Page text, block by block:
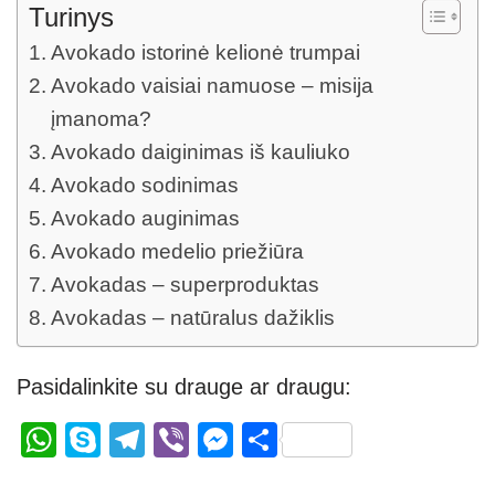
Turinys
Avokado istorinė kelionė trumpai
Avokado vaisiai namuose – misija
įmanoma?
Avokado daiginimas iš kauliuko
Avokado sodinimas
Avokado auginimas
Avokado medelio priežiūra
Avokadas – superproduktas
Avokadas – natūralus dažiklis
Pasidalinkite su drauge ar draugu:
W
S
T
Vi
M S